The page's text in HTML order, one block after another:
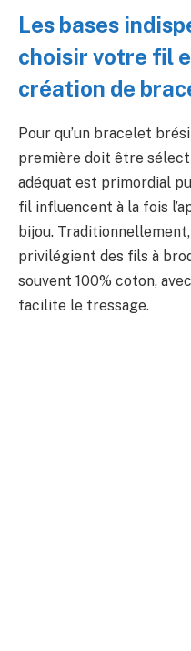
Les bases
choisir votre fil
création de
Pour qu’un bracelet
première doit être
adéquat est primordial
fil influencent à la fois
bijou.
privilégient des fils à
souvent 100% coton,
facilite le tressage.